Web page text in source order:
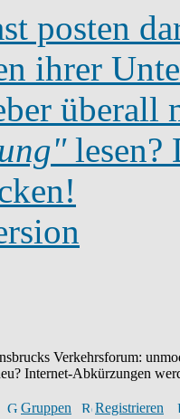
posten
ihrer
überall
lesen?
Verkehrsforum:
Internet-Abkürzungen
Gruppen
Registrieren